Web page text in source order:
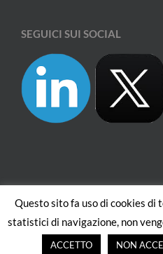
SEGUICI SUI SOCIAL
© Copyright2026 | FENASCOP -
Comunitarie Psicoterapeutiche | All
PRIVACY POLICY| .
Questo sito fa uso di cookies
statistici di navigazione, non
ACCETTO NON